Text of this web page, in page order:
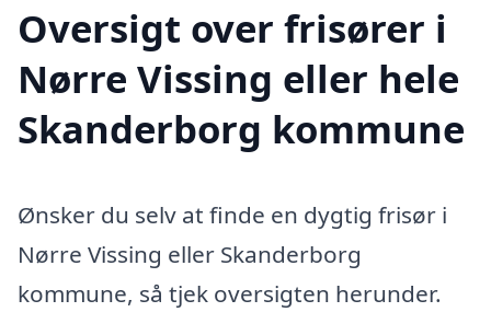
Oversigt over frisører i
Nørre Vissing eller hele
Skanderborg kommune
Ønsker du selv at finde en dygtig frisør i
Nørre Vissing eller Skanderborg
kommune, så tjek oversigten herunder.